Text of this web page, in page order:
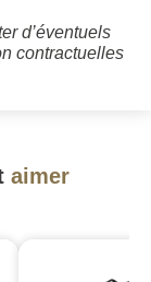
d’éventuels
contractuelles
aimer